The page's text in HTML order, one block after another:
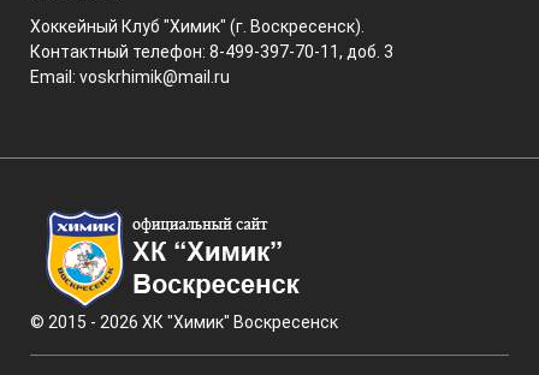
Хоккейный Клуб "Химик" (г. Воскресенск).
Контактный телефон: 8-499-397-70-11, доб. 3
Email: voskrhimik@mail.ru
© 2015 - 2026 ХК "Химик" Воскресенск